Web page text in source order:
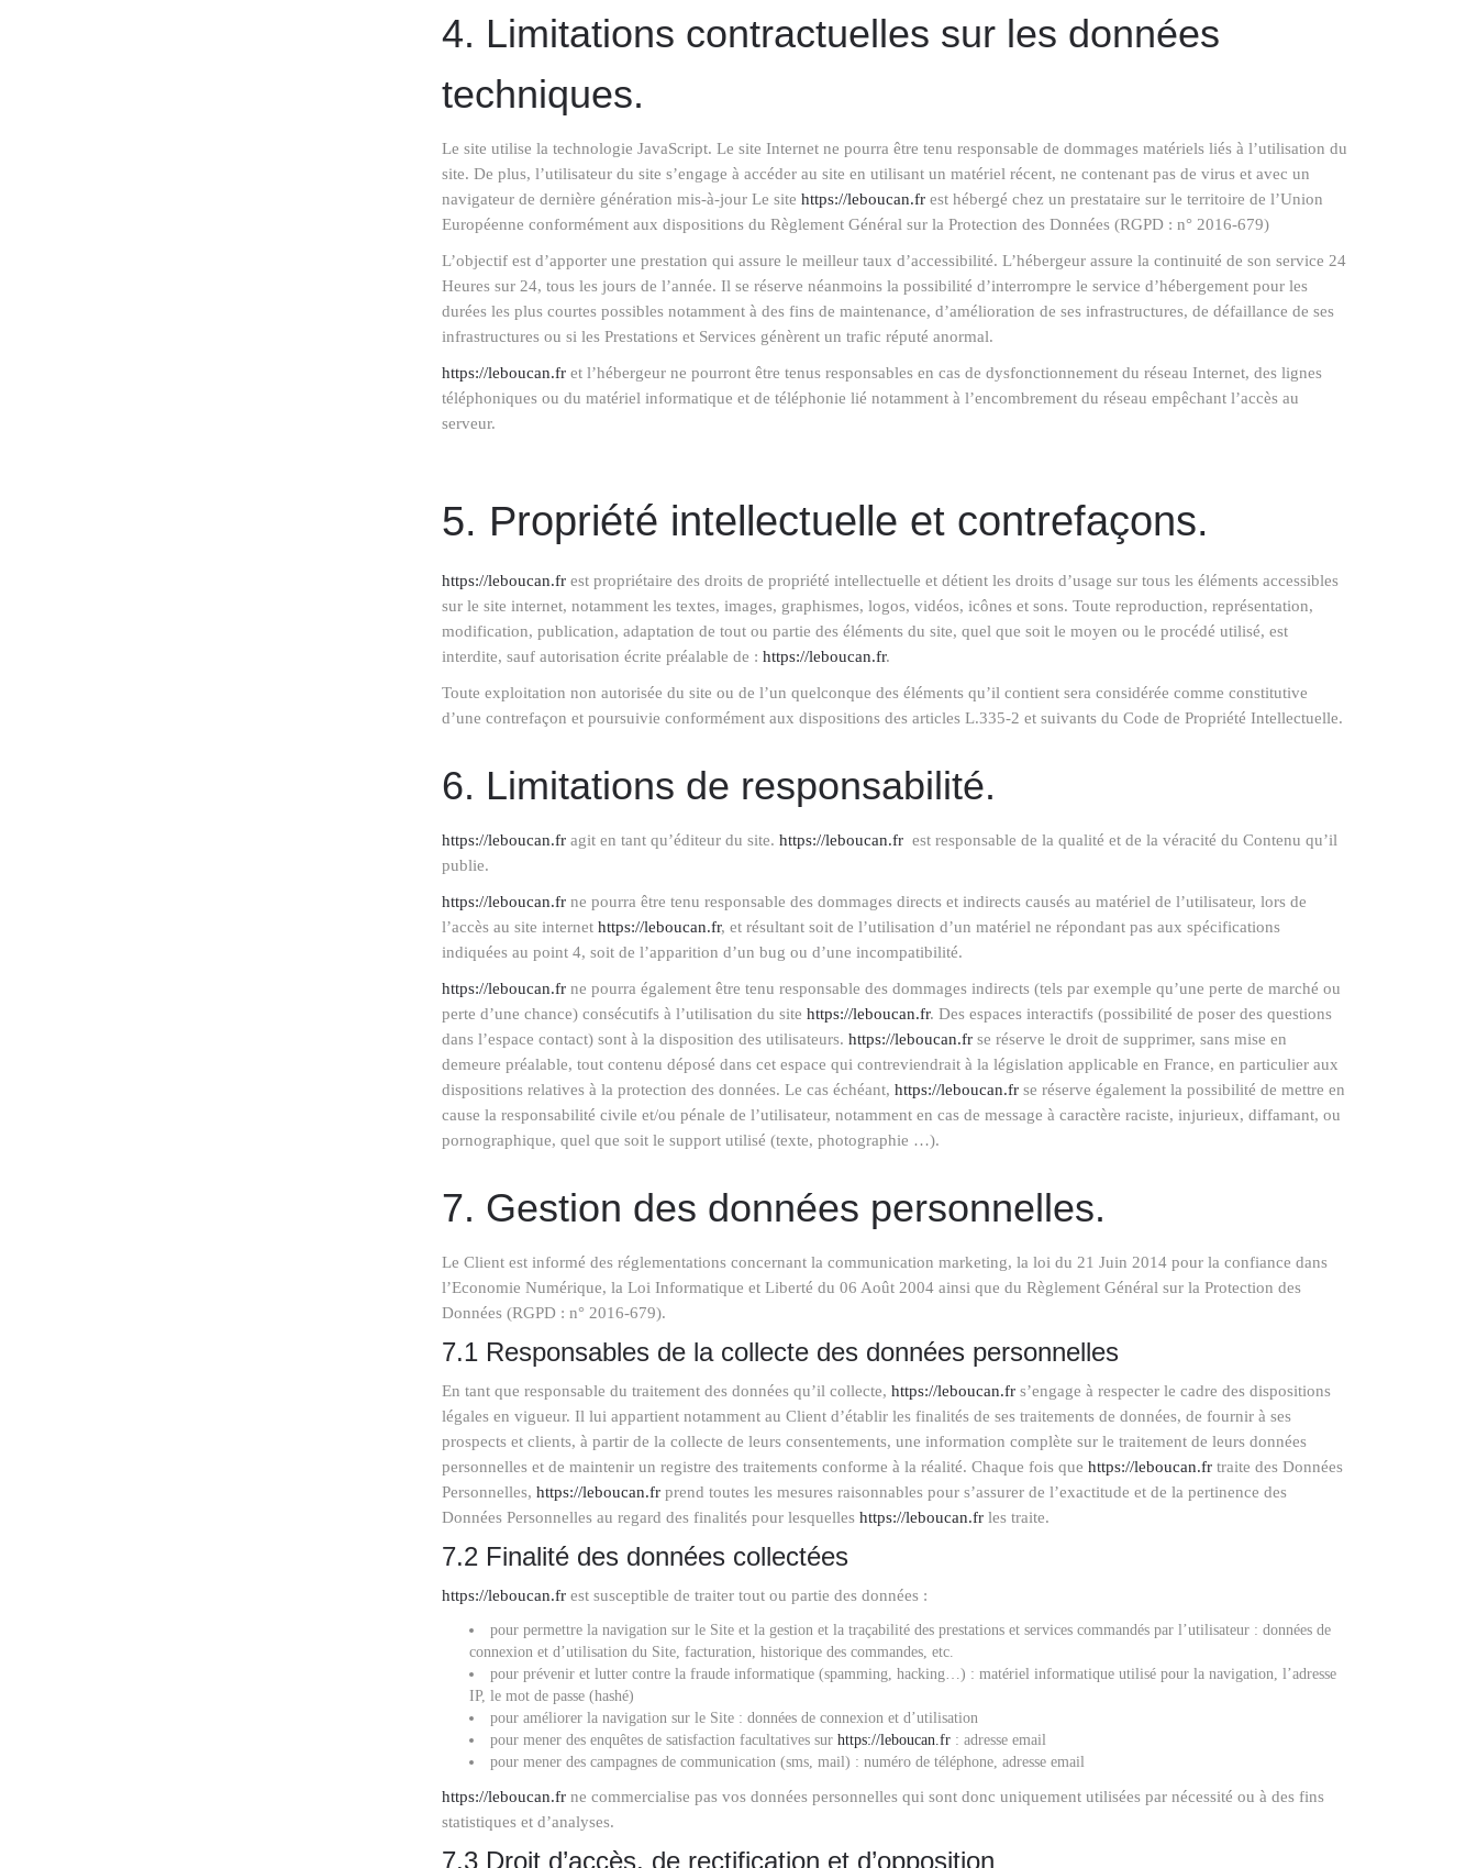
4. Limitations contractuelles sur les données
techniques.
Le site utilise la technologie JavaScript. Le site Internet ne pourra être tenu responsable de dommages matériels liés à l’utilisation du
site. De plus, l’utilisateur du site s’engage à accéder au site en utilisant un matériel récent, ne contenant pas de virus et avec un
navigateur de dernière génération mis-à-jour Le site https://leboucan.fr est hébergé chez un prestataire sur le territoire de l’Union
Européenne conformément aux dispositions du Règlement Général sur la Protection des Données (RGPD : n° 2016-679)
L’objectif est d’apporter une prestation qui assure le meilleur taux d’accessibilité. L’hébergeur assure la continuité de son service 24
Heures sur 24, tous les jours de l’année. Il se réserve néanmoins la possibilité d’interrompre le service d’hébergement pour les
durées les plus courtes possibles notamment à des fins de maintenance, d’amélioration de ses infrastructures, de défaillance de ses
infrastructures ou si les Prestations et Services génèrent un trafic réputé anormal.
https://leboucan.fr et l’hébergeur ne pourront être tenus responsables en cas de dysfonctionnement du réseau Internet, des lignes
téléphoniques ou du matériel informatique et de téléphonie lié notamment à l’encombrement du réseau empêchant l’accès au
serveur.
5. Propriété intellectuelle et contrefaçons.
https://leboucan.fr est propriétaire des droits de propriété intellectuelle et détient les droits d’usage sur tous les éléments accessibles
sur le site internet, notamment les textes, images, graphismes, logos, vidéos, icônes et sons. Toute reproduction, représentation,
modification, publication, adaptation de tout ou partie des éléments du site, quel que soit le moyen ou le procédé utilisé, est
interdite, sauf autorisation écrite préalable de : https://leboucan.fr.
Toute exploitation non autorisée du site ou de l’un quelconque des éléments qu’il contient sera considérée comme constitutive
d’une contrefaçon et poursuivie conformément aux dispositions des articles L.335-2 et suivants du Code de Propriété Intellectuelle.
6. Limitations de responsabilité.
https://leboucan.fr agit en tant qu’éditeur du site. https://leboucan.fr est responsable de la qualité et de la véracité du Contenu qu’il
publie.
https://leboucan.fr ne pourra être tenu responsable des dommages directs et indirects causés au matériel de l’utilisateur, lors de
l’accès au site internet https://leboucan.fr, et résultant soit de l’utilisation d’un matériel ne répondant pas aux spécifications
indiquées au point 4, soit de l’apparition d’un bug ou d’une incompatibilité.
https://leboucan.fr ne pourra également être tenu responsable des dommages indirects (tels par exemple qu’une perte de marché ou
perte d’une chance) consécutifs à l’utilisation du site https://leboucan.fr. Des espaces interactifs (possibilité de poser des questions
dans l’espace contact) sont à la disposition des utilisateurs. https://leboucan.fr se réserve le droit de supprimer, sans mise en
demeure préalable, tout contenu déposé dans cet espace qui contreviendrait à la législation applicable en France, en particulier aux
dispositions relatives à la protection des données. Le cas échéant, https://leboucan.fr se réserve également la possibilité de mettre en
cause la responsabilité civile et/ou pénale de l’utilisateur, notamment en cas de message à caractère raciste, injurieux, diffamant, ou
pornographique, quel que soit le support utilisé (texte, photographie …).
7. Gestion des données personnelles.
Le Client est informé des réglementations concernant la communication marketing, la loi du 21 Juin 2014 pour la confiance dans
l’Economie Numérique, la Loi Informatique et Liberté du 06 Août 2004 ainsi que du Règlement Général sur la Protection des
Données (RGPD : n° 2016-679).
7.1 Responsables de la collecte des données personnelles
En tant que responsable du traitement des données qu’il collecte, https://leboucan.fr s’engage à respecter le cadre des dispositions
légales en vigueur. Il lui appartient notamment au Client d’établir les finalités de ses traitements de données, de fournir à ses
prospects et clients, à partir de la collecte de leurs consentements, une information complète sur le traitement de leurs données
personnelles et de maintenir un registre des traitements conforme à la réalité. Chaque fois que https://leboucan.fr traite des Données
Personnelles, https://leboucan.fr prend toutes les mesures raisonnables pour s’assurer de l’exactitude et de la pertinence des
Données Personnelles au regard des finalités pour lesquelles https://leboucan.fr les traite.
7.2 Finalité des données collectées
https://leboucan.fr est susceptible de traiter tout ou partie des données :
pour permettre la navigation sur le Site et la gestion et la traçabilité des prestations et services commandés par l’utilisateur : données de
connexion et d’utilisation du Site, facturation, historique des commandes, etc.
pour prévenir et lutter contre la fraude informatique (spamming, hacking…) : matériel informatique utilisé pour la navigation, l’adresse
IP, le mot de passe (hashé)
pour améliorer la navigation sur le Site : données de connexion et d’utilisation
pour mener des enquêtes de satisfaction facultatives sur https://leboucan.fr : adresse email
pour mener des campagnes de communication (sms, mail) : numéro de téléphone, adresse email
https://leboucan.fr ne commercialise pas vos données personnelles qui sont donc uniquement utilisées par nécessité ou à des fins
statistiques et d’analyses.
7.3 Droit d’accès, de rectification et d’opposition